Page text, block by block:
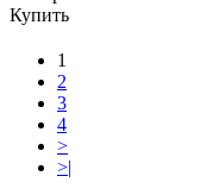
Купить
1
2
3
4
>
>|